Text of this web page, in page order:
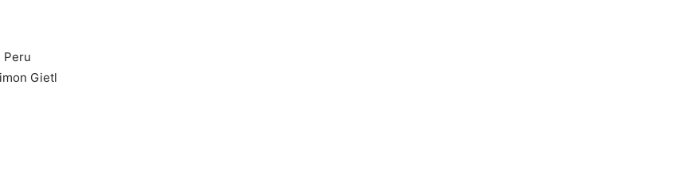
Peru
Gietl